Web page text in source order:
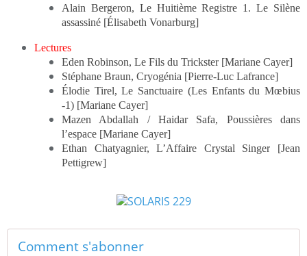
Alain Bergeron, Le Huitième Registre 1. Le Silène
assassiné [Élisabeth Vonarburg]
Lectures
Eden Robinson, Le Fils du Trickster [Mariane Cayer]
Stéphane Braun, Cryogénia [Pierre-Luc Lafrance]
Élodie Tirel,Le Sanctuaire (Les Enfants du Mœbius
-1) [Mariane Cayer]
Mazen Abdallah / Haidar Safa, Poussières dans
l’espace [Mariane Cayer]
Ethan Chatyagnier,L’Affaire Crystal Singer [Jean
Pettigrew]
Comment s'abonner